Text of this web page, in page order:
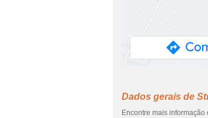
Dados gerais de
Encontre mais